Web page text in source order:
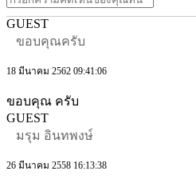
GUEST
ขอบคุณครับ
18 มีนาคม 2562 09:41:06
ขอบคุณ ครับ
GUEST
มรุม อินทพงษ์
26 มีนาคม 2558 16:13:38